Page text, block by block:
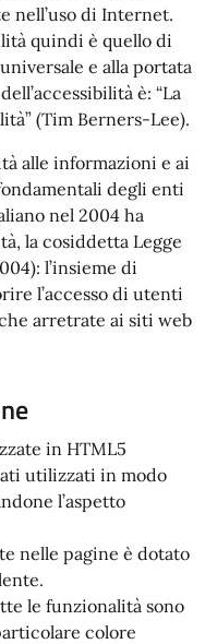
nell’uso di Internet.
quindi è quello di
e alla portata
è: “La
(Tim Berners-Lee).
alle informazioni e ai
degli enti
nel 2004 ha
la cosiddetta Legge
l’insieme di
l’accesso di utenti
arretrate ai siti web
in HTML5
utilizzati in modo
l’aspetto
nelle pagine è dotato
le funzionalità sono
colore